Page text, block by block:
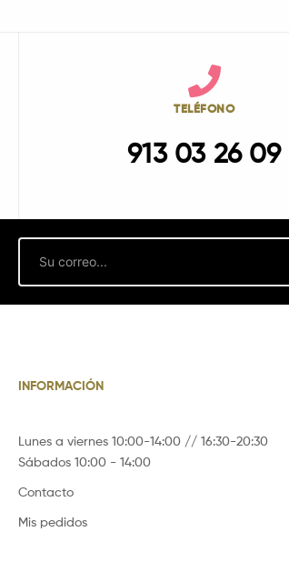
TELÉFONO
913 03 26 09
INFORMACIÓN
Lunes a viernes 10:00-14:00 // 16:30-20:30
Sábados 10:00 - 14:00
Contacto
Mis pedidos